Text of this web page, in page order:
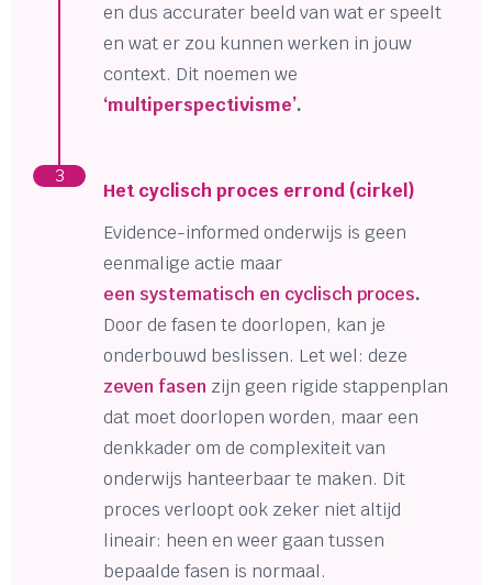
en dus accurater beeld van wat er speelt
en wat er zou kunnen werken in jouw
context. Dit noemen we
‘multiperspectivisme’.
3
Het cyclisch proces errond (cirkel)
Evidence-informed onderwijs is geen
eenmalige actie maar
een systematisch en cyclisch proces.
Door de fasen te doorlopen, kan je
onderbouwd beslissen. Let wel: deze
zeven fasen zijn geen rigide stappenplan
dat moet doorlopen worden, maar een
denkkader om de complexiteit van
onderwijs hanteerbaar te maken. Dit
proces verloopt ook zeker niet altijd
lineair: heen en weer gaan tussen
bepaalde fasen is normaal.